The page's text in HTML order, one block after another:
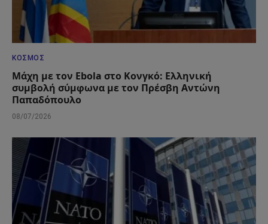
ΚΌΣΜΟΣ
Μάχη με τον Ebola στο Κονγκό: Ελληνική
συμβολή σύμφωνα με τον Πρέσβη Αντώνη
Παπαδόπουλο
08/07/2026